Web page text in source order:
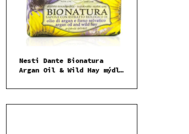
Nesti Dante Bionatura
Argan Oil & Wild Hay mýdlo